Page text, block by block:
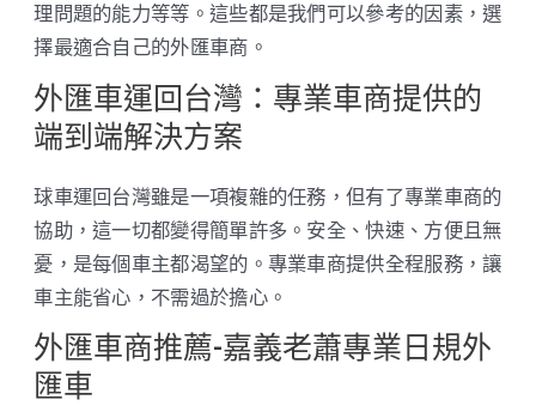
理問題的能力等等。這些都是我們可以參考的因素，選
擇最適合自己的外匯車商。
外匯車運回台灣：專業車商提供的
端到端解決方案
球車運回台灣雖是一項複雜的任務，但有了專業車商的
協助，這一切都變得簡單許多。安全、快速、方便且無
憂，是每個車主都渴望的。專業車商提供全程服務，讓
車主能省心，不需過於擔心。
外匯車商推薦-嘉義老蕭專業日規外
匯車